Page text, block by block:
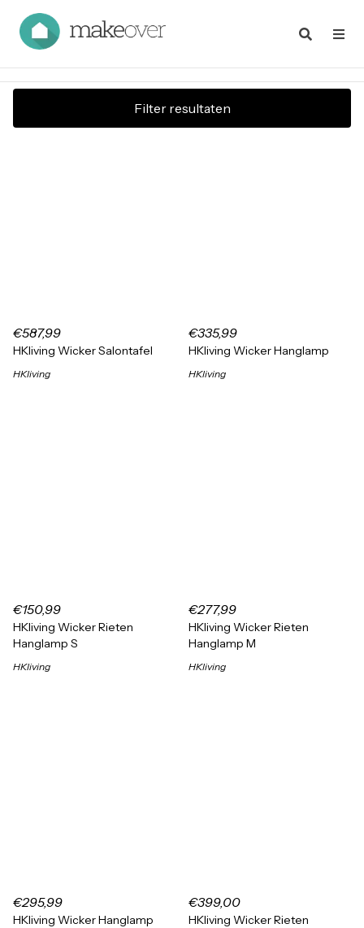
Filter resultaten
€587,99
HKliving Wicker Salontafel
HKliving
€335,99
HKliving Wicker Hanglamp
HKliving
€150,99
HKliving Wicker Rieten
Hanglamp S
HKliving
€277,99
HKliving Wicker Rieten
Hanglamp M
HKliving
€295,99
HKliving Wicker Hanglamp
€399,00
HKliving Wicker Rieten